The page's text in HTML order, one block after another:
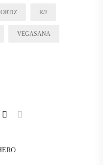
ORTIZ R/J
VEGASANA